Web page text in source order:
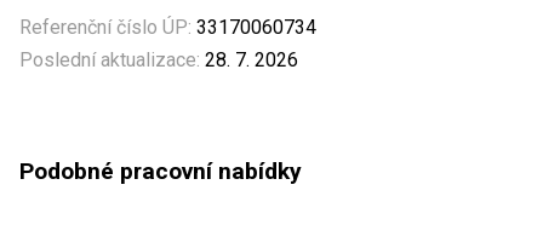
Referenční číslo ÚP: 33170060734
Poslední aktualizace: 28. 7. 2026
Podobné pracovní nabídky